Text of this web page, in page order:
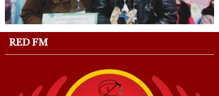
RED FM